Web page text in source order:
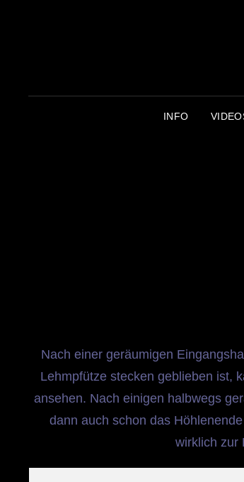
INFO
Nach einer geräumigen
Lehmpfütze stecken geblieben ist,
ansehen. Nach einigen halbwegs
dann auch schon das
wirklich zur